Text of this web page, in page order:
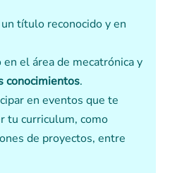
título reconocido y en
en el área de mecatrónica y
conocimientos.
en eventos que te
tu curriculum, como
de proyectos, entre